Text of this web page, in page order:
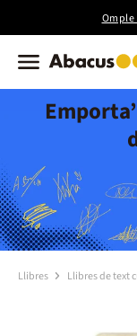
Llibres Llibres de text